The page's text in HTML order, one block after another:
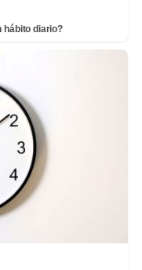
hábito diario?